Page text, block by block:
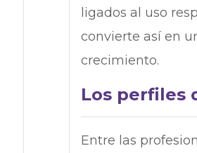
ligados al uso
convierte así en
crecimiento.
Los perfiles
Entre las